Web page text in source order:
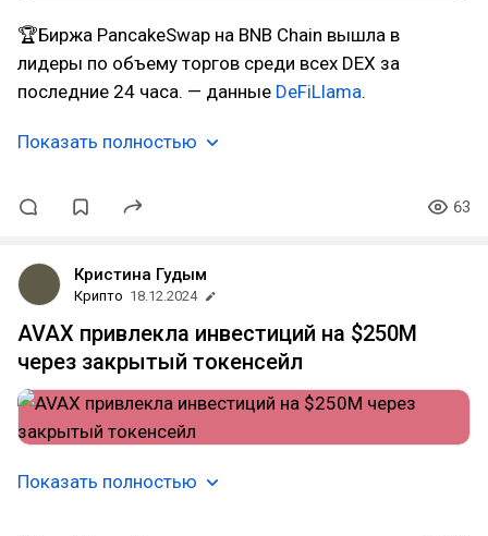
🏆Биржа PancakeSwap на BNB Chain вышла в
лидеры по объему торгов среди всех DEX за
последние 24 часа. — данные DeFiLlama.
Показать полностью
63
Кристина Гудым
Крипто 18.12.2024
AVAX привлекла инвестиций на $250M
через закрытый токенсейл
Показать полностью